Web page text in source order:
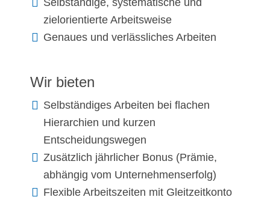
Selbständige, systematische und
zielorientierte Arbeitsweise
Genaues und verlässliches Arbeiten
Wir bieten
Selbständiges Arbeiten bei flachen
Hierarchien und kurzen
Entscheidungswegen
Zusätzlich jährlicher Bonus (Prämie,
abhängig vom Unternehmenserfolg)
Flexible Arbeitszeiten mit Gleitzeitkonto